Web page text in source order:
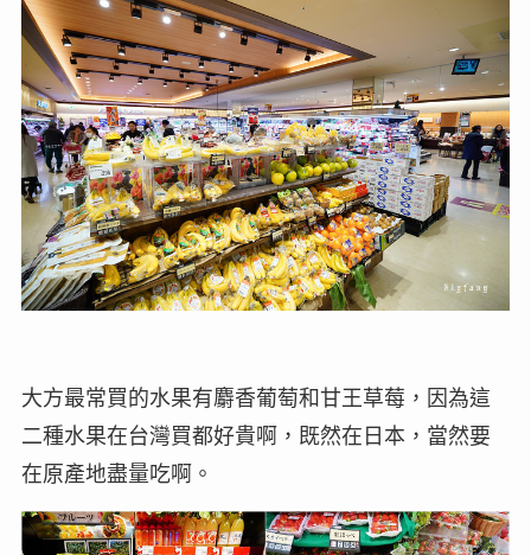
大方最常買的水果有麝香葡萄和甘王草莓，因為這
二種水果在台灣買都好貴啊，既然在日本，當然要
在原產地盡量吃啊。